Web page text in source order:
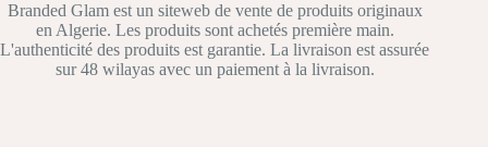
Branded Glam est un siteweb de vente de produits originaux
en Algerie. Les produits sont achetés première main.
L'authenticité des produits est garantie. La livraison est assurée
sur 48 wilayas avec un paiement à la livraison.